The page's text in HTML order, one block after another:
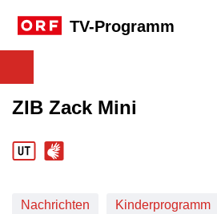
TV-Programm
ZIB Zack Mini
Nachrichten Kinderprogramm